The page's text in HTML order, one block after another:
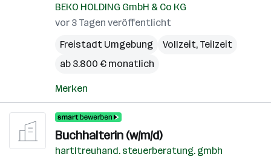
BEKO HOLDING GmbH & Co KG
vor 3 Tagen veröffentlicht
Freistadt Umgebung
Vollzeit, Teilzeit
ab 3.800 € monatlich
Merken
Buchhalterin (w/m/d)
hartltreuhand. steuerberatung. gmbh